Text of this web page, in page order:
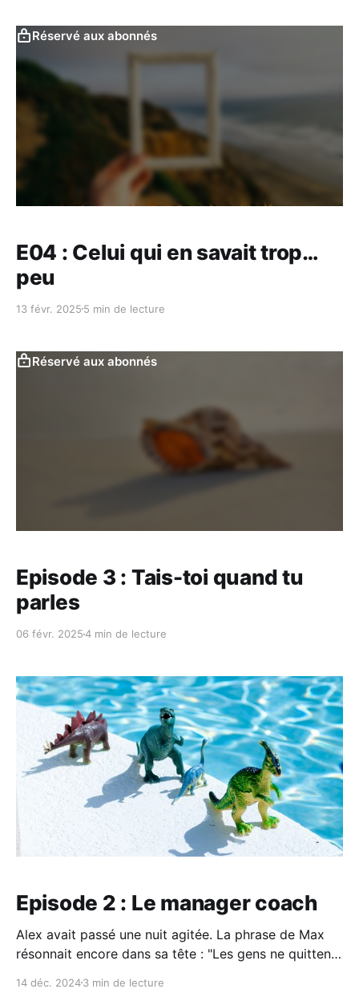
Réservé aux abonnés
E04 : Celui qui en savait trop…
peu
13 févr. 2025 5 min de lecture
Réservé aux abonnés
Episode 3 : Tais-toi quand tu
parles
06 févr. 20254 min de lecture
Episode 2 : Le manager coach
Alex avait passé une nuit agitée. La phrase de Max
résonnait encore dans sa tête : "Les gens ne quittent
vraiment responsable du départ de Julie ? Avait-elle
14 déc. 20243 min de lecture